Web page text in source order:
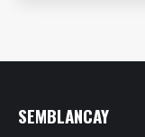
SEMBLANCAY